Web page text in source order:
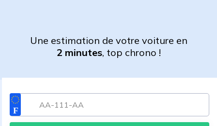
Une estimation de votre voiture en
2 minutes, top chrono !